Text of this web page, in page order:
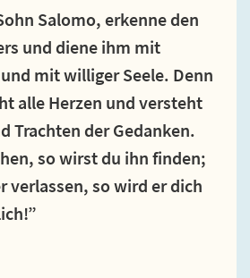
Salomo, erkenne den
und diene ihm mit
mit williger Seele. Denn
alle Herzen und versteht
Trachten der Gedanken.
so wirst du ihn finden;
verlassen, so wird er dich